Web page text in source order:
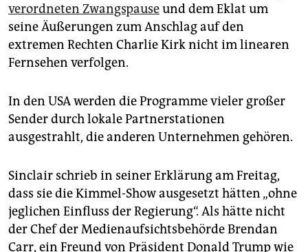
verordneten Zwangspauseund dem Eklat um
seine Äußerungen zum Anschlag auf den
extremen Rechten Charlie Kirk nicht im linearen
Fernsehen verfolgen.
In den USA werden die Programme vieler großer
Sender durch lokale Partnerstationen
ausgestrahlt, die anderen Unternehmen gehören.
Sinclair schrieb in seiner Erklärung am Freitag,
dass sie die Kimmel-Show ausgesetzt hätten „ohne
jeglichen Einfluss der Regierung“. Als hätte nicht
der Chef der Medienaufsichtsbehörde Brendan
Carr, ein Freund von Präsident Donald Trump wie